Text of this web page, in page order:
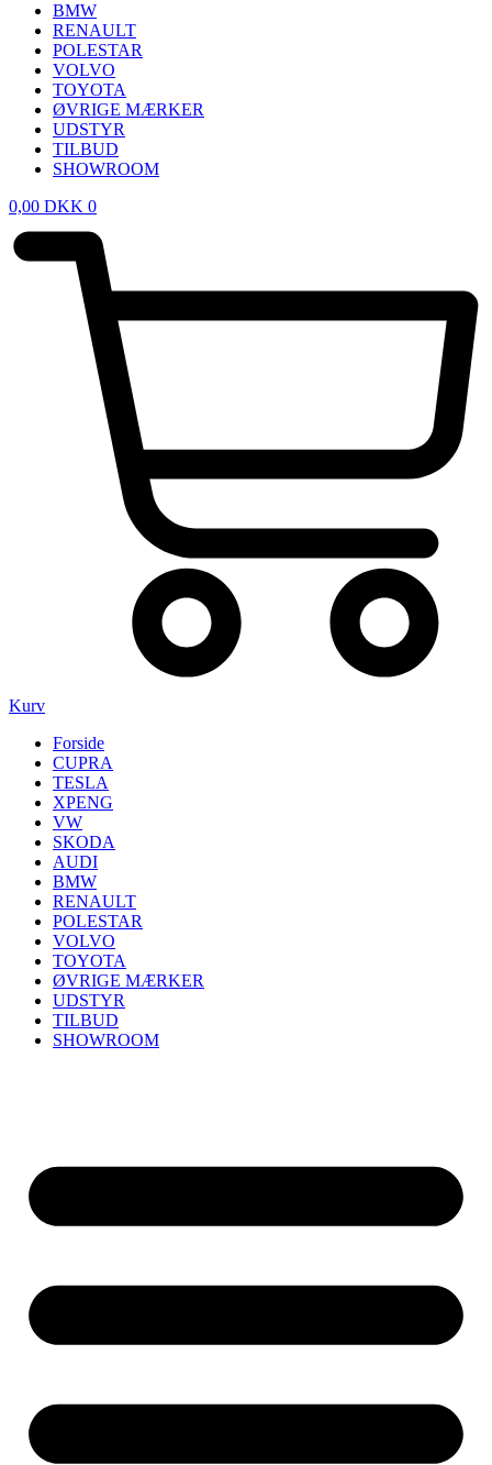
BMW
RENAULT
POLESTAR
VOLVO
TOYOTA
ØVRIGE MÆRKER
UDSTYR
TILBUD
SHOWROOM
0,00 DKK 0
Kurv
Forside
CUPRA
TESLA
XPENG
VW
SKODA
AUDI
BMW
RENAULT
POLESTAR
VOLVO
TOYOTA
ØVRIGE MÆRKER
UDSTYR
TILBUD
SHOWROOM